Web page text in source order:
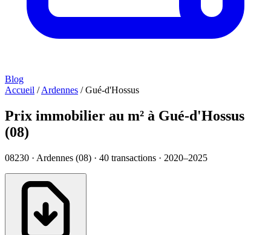
Blog
Accueil / Ardennes / Gué-d'Hossus
Prix immobilier au m² à Gué-d'Hossus
(08)
08230 · Ardennes (08) · 40 transactions · 2020–2025